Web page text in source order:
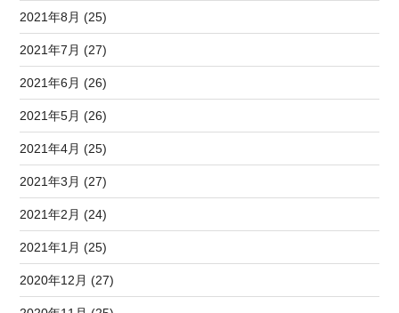
2021年8月 (25)
2021年7月 (27)
2021年6月 (26)
2021年5月 (26)
2021年4月 (25)
2021年3月 (27)
2021年2月 (24)
2021年1月 (25)
2020年12月 (27)